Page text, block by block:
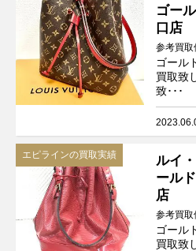
ゴー
口店
参考買取
ゴール
買取致
致･･･
エピラインの買取実績
ルイ
ール
店
参考買取
ゴール
買取致